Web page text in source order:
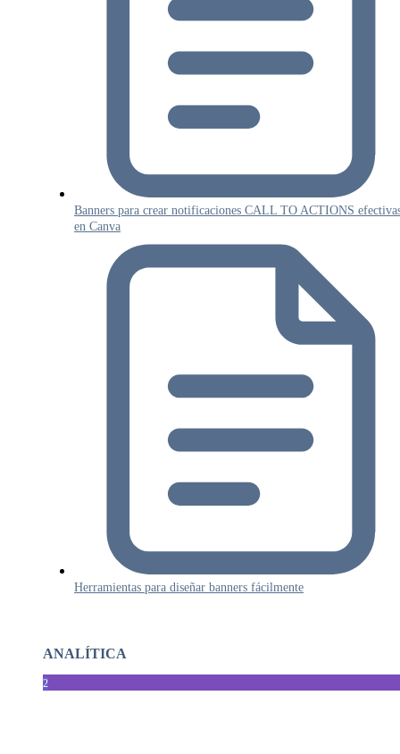
Banners para crear notificaciones CALL TO ACTIONS
en Canva
Herramientas para diseñar banners fácilmente
ANALÍTICA
2